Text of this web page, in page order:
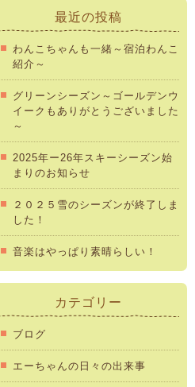
最近の投稿
わんこちゃんも一緒～宿泊わんこ
紹介～
グリーンシーズン～ゴールデンウ
イークもありがとうございました
～
2025年ー26年スキーシーズン始
まりのお知らせ
２０２５雪のシーズンが終了しま
した！
音楽はやっぱり素晴らしい！
カテゴリー
ブログ
エーちゃんの日々の出来事